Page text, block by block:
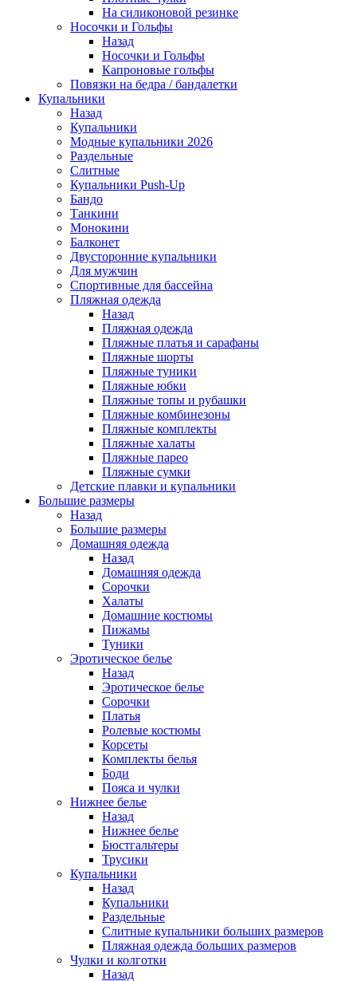
На силиконовой резинке
Носочки и Гольфы
Назад
Носочки и Гольфы
Капроновые гольфы
Повязки на бедра / бандалетки
Купальники
Назад
Купальники
Модные купальники 2026
Раздельные
Слитные
Купальники Push-Up
Бандо
Танкини
Монокини
Балконет
Двусторонние купальники
Для мужчин
Спортивные для бассейна
Пляжная одежда
Назад
Пляжная одежда
Пляжные платья и сарафаны
Пляжные шорты
Пляжные туники
Пляжные юбки
Пляжные топы и рубашки
Пляжные комбинезоны
Пляжные комплекты
Пляжные халаты
Пляжные парео
Пляжные сумки
Детские плавки и купальники
Большие размеры
Назад
Большие размеры
Домашняя одежда
Назад
Домашняя одежда
Сорочки
Халаты
Домашние костюмы
Пижамы
Туники
Эротическое белье
Назад
Эротическое белье
Сорочки
Платья
Ролевые костюмы
Корсеты
Комплекты белья
Боди
Пояса и чулки
Нижнее белье
Назад
Нижнее белье
Бюстгальтеры
Трусики
Купальники
Назад
Купальники
Раздельные
Слитные купальники больших размеров
Пляжная одежда больших размеров
Чулки и колготки
Назад